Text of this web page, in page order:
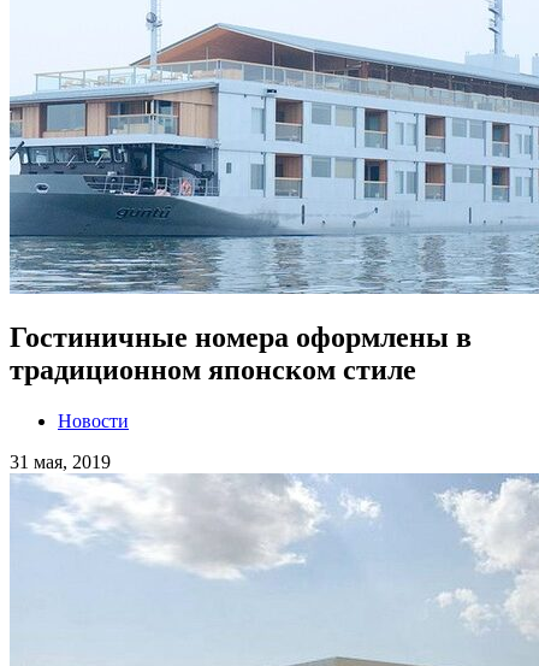
Гостиничные номера оформлены в
традиционном японском стиле
Новости
31 мая, 2019